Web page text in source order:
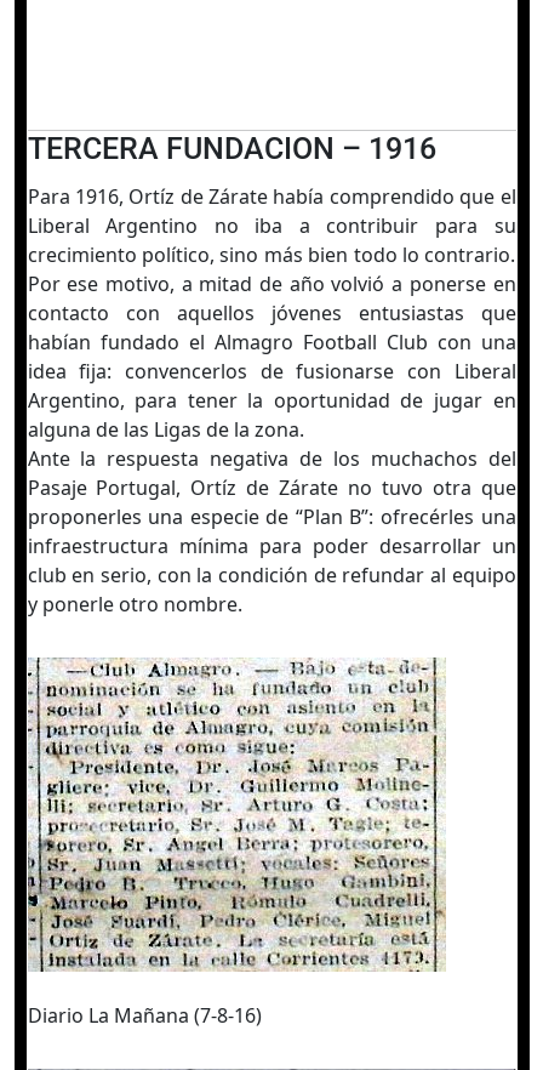
TERCERA FUNDACION – 1916
Para 1916, Ortíz de Zárate había comprendido que el
Liberal Argentino no iba a contribuir para su
crecimiento político, sino más bien todo lo contrario.
Por ese motivo, a mitad de año volvió a ponerse en
contacto con aquellos jóvenes entusiastas que
habían fundado el Almagro Football Club con una
idea fija: convencerlos de fusionarse con Liberal
Argentino, para tener la oportunidad de jugar en
alguna de las Ligas de la zona.
Ante la respuesta negativa de los muchachos del
Pasaje Portugal, Ortíz de Zárate no tuvo otra que
proponerles una especie de “Plan B”: ofrecérles una
infraestructura mínima para poder desarrollar un
club en serio, con la condición de refundar al equipo
y ponerle otro nombre.
Diario La Mañana (7-8-16)